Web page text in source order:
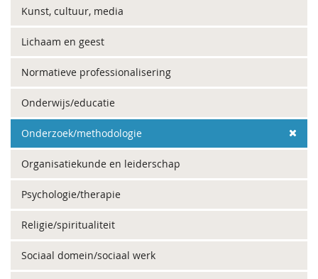
Kunst, cultuur, media
Lichaam en geest
Normatieve professionalisering
Onderwijs/educatie
Onderzoek/methodologie
Organisatiekunde en leiderschap
Psychologie/therapie
Religie/spiritualiteit
Sociaal domein/sociaal werk